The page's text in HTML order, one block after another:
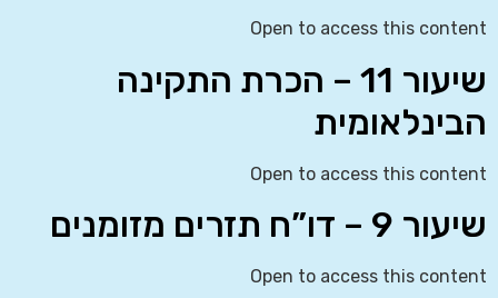
Open to access this content
שיעור 11 – הכרת התקינה
הבינלאומית
Open to access this content
שיעור 9 – דו”ח תזרים מזומנים
Open to access this content